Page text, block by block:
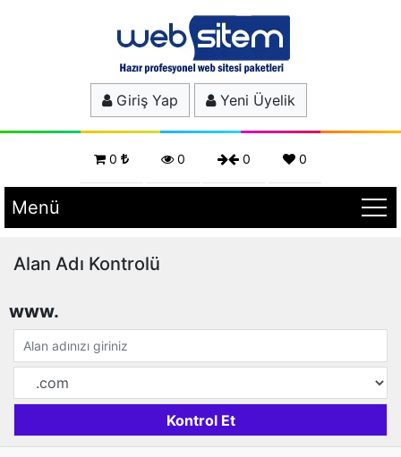
Giriş Yap Yeni Üyelik
0 0 0 0
Menü
Alan Adı Kontrolü
www.